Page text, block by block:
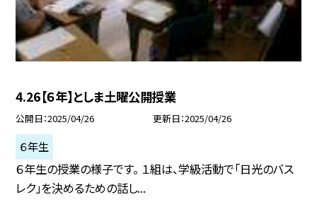
4.26【６年】としま土曜公開授業
公開日 2025/04/26 更新日 2025/04/26
６年生
６年生の授業の様子です。 １組は、学級活動で「日光のバス
レク」を決めるための話し...